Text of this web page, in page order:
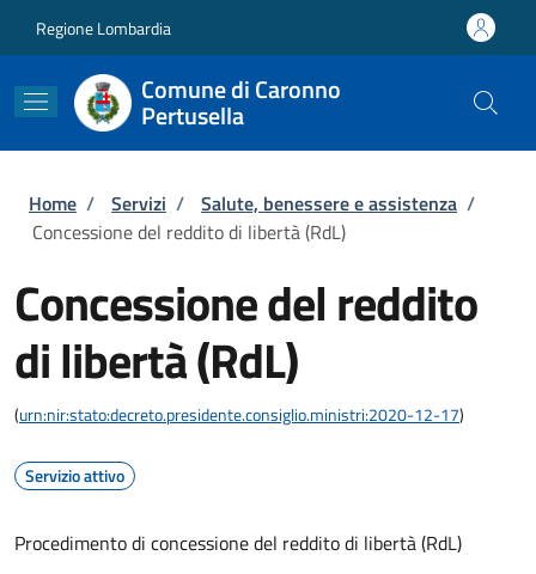
Regione Lombardia
Comune di Caronno
Pertusella
Briciole di pane
Home / Servizi / Salute, benessere e assistenza /
Concessione del reddito di libertà (RdL)
Concessione del reddito
di libertà (RdL)
(urn:nir:stato:decreto.presidente.consiglio.ministri:2020-12-17)
Servizio attivo
Procedimento di concessione del reddito di libertà (RdL)